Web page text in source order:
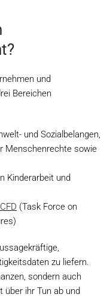
und
Bereichen
und Sozialbelangen,
Menschenrechte sowie
Kinderarbeit und
(Task Force on
zu liefern.
sondern auch
über ihr Tun ab und